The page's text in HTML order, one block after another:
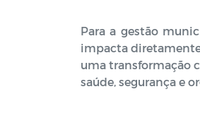
Para a gestão
impacta
uma transformação
saúde, segurança e